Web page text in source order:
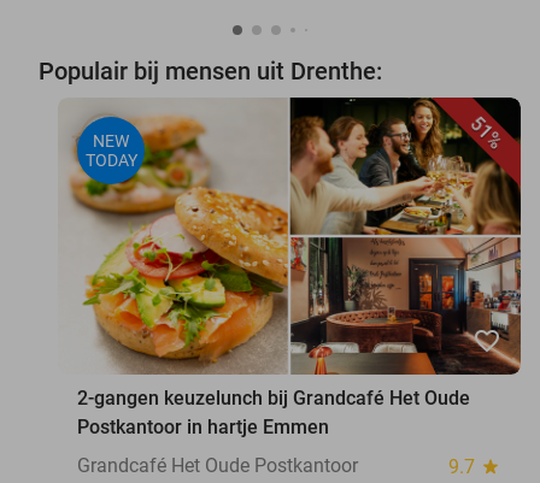
Populair bij mensen uit Drenthe:
51%
NEW
TODAY
favorite_border
2-gangen keuzelunch bij Grandcafé Het Oude
Postkantoor in hartje Emmen
Grandcafé Het Oude Postkantoor
9.7 star